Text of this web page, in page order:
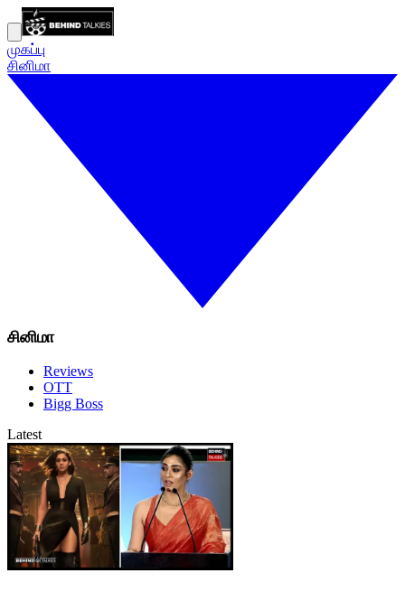
முகப்பு
சினிமா
சினிமா
Reviews
OTT
Bigg Boss
Latest